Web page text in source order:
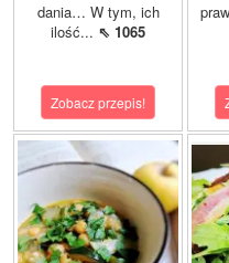
dania… W tym, ich
ilość... ⇖ 1065
Zobacz przepis!